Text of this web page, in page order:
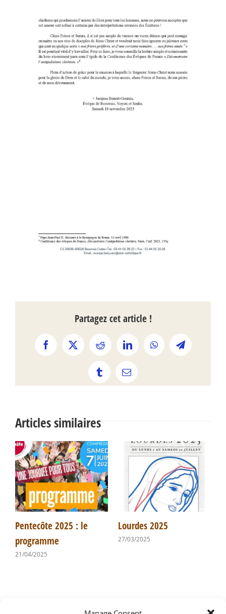
Partagez cet article !
Facebook
X Reddit LinkedInWhatsAppTelegram
TumblrEmail
Articles similaires
Pentecôte 2025 : le
programme
21/04/2025
Lourdes 2025
27/03/2025